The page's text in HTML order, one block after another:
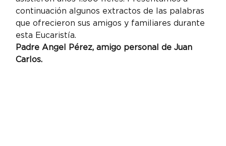
continuación algunos extractos de las palabras
que ofrecieron sus amigos y familiares durante
esta Eucaristía.
Padre Angel Pérez, amigo personal de Juan
Carlos.